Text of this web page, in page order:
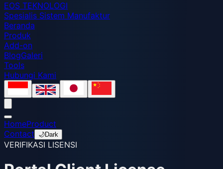
EOS TEKNOLOGI
Spesialis Sistem Manufaktur
Beranda
Produk
Add-on
BlogGaleri
Tools
Hubungi Kami
HomeProduct
Contact
🌙Dark
VERIFIKASI LISENSI